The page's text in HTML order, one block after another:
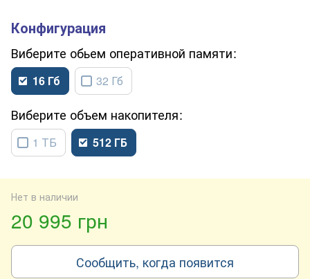
обьем оперативной памяти
16 Гб 32 Гб
объем накопителя
1 ТБ 512 ГБ
Нет в наличии
20 995 грн
Сообщить, когда появится